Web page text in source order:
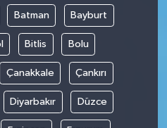
Batman Bayburt
Bitlis Bolu
Çanakkale Çankırı
Diyarbakır Düzce